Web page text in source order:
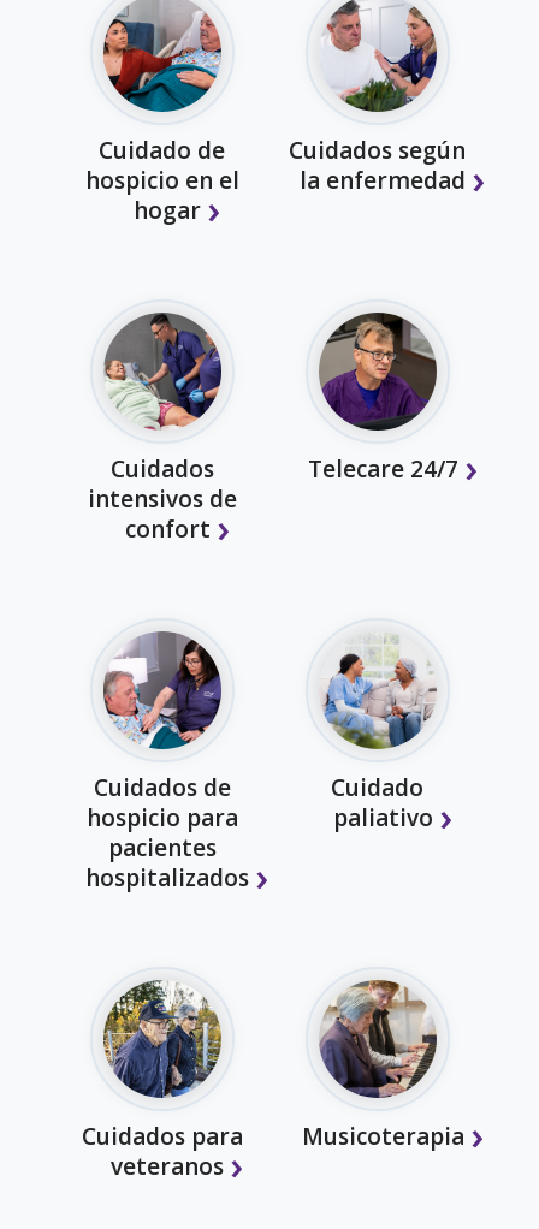
Cuidado de
hospicio en el
hogar
Cuidados según
la enfermedad
Cuidados
intensivos de
confort
Telecare 24/7
Cuidados de
hospicio para
pacientes
hospitalizados
Cuidado
paliativo
Cuidados para
veteranos
Musicoterapia